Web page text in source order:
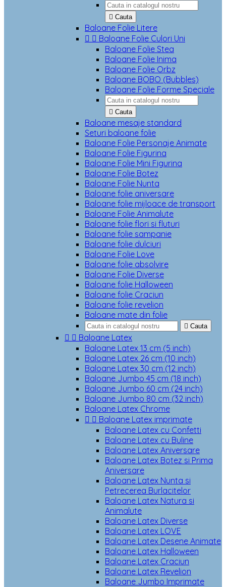
 Cauta
Baloane Folie Litere
  Baloane Folie Culori Uni
Baloane Folie Stea
Baloane Folie Inima
Baloane Folie Orbz
Baloane BOBO (Bubbles)
Baloane Folie Forme Speciale
 Cauta
Baloane mesaje standard
Seturi baloane folie
Baloane Folie Personaje Animate
Baloane Folie Figurina
Baloane Folie Mini Figurina
Baloane Folie Botez
Baloane Folie Nunta
Baloane folie aniversare
Baloane folie mijloace de transport
Baloane Folie Animalute
Baloane folie flori si fluturi
Baloane folie sampanie
Baloane folie dulciuri
Baloane Folie Love
Baloane folie absolvire
Baloane Folie Diverse
Baloane folie Halloween
Baloane folie Craciun
Baloane folie revelion
Baloane mate din folie
 Cauta
  Baloane Latex
Baloane Latex 13 cm (5 inch)
Baloane Latex 26 cm (10 inch)
Baloane Latex 30 cm (12 inch)
Baloane Jumbo 45 cm (18 inch)
Baloane Jumbo 60 cm (24 inch)
Baloane Jumbo 80 cm (32 inch)
Baloane Latex Chrome
  Baloane Latex imprimate
Baloane Latex cu Confetti
Baloane Latex cu Buline
Baloane Latex Aniversare
Baloane Latex Botez si Prima
Aniversare
Baloane Latex Nunta si
Petrecerea Burlacitelor
Baloane Latex Natura si
Animalute
Baloane Latex Diverse
Baloane Latex LOVE
Baloane Latex Desene Animate
Baloane Latex Halloween
Baloane Latex Craciun
Baloane Latex Revelion
Baloane Jumbo Imprimate